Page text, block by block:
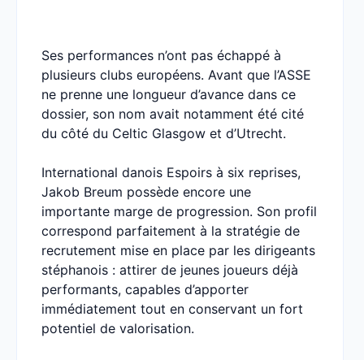
Ses performances n’ont pas échappé à
plusieurs clubs européens. Avant que l’ASSE
ne prenne une longueur d’avance dans ce
dossier, son nom avait notamment été cité
du côté du Celtic Glasgow et d’Utrecht.
International danois Espoirs à six reprises,
Jakob Breum possède encore une
importante marge de progression. Son profil
correspond parfaitement à la stratégie de
recrutement mise en place par les dirigeants
stéphanois : attirer de jeunes joueurs déjà
performants, capables d’apporter
immédiatement tout en conservant un fort
potentiel de valorisation.